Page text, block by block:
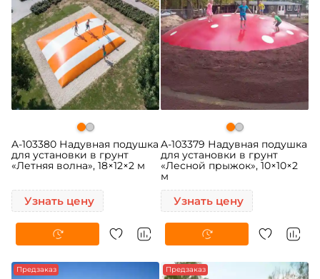
A-103380 Надувная подушка
для установки в грунт
«Летняя волна», 18×12×2 м
Узнать цену
A-103379 Надувная подушка
для установки в грунт
«Лесной прыжок», 10×10×2
м
Узнать цену
Предзаказ Предзаказ